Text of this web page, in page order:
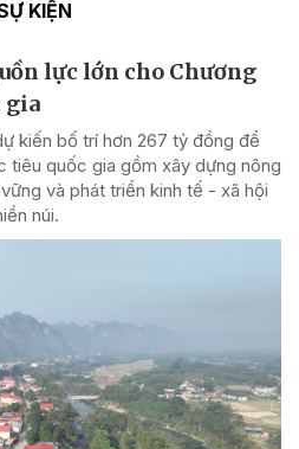
KIỆN
lực lớn cho Chương
gia
kiến bố trí hơn 267 tỷ đồng để
tiêu quốc gia gồm xây dựng nông
và phát triển kinh tế - xã hội
núi.